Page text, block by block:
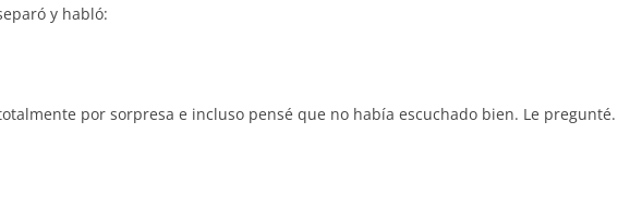
y habló:
por sorpresa e incluso pensé que no había escuchado bien. Le pregunté.